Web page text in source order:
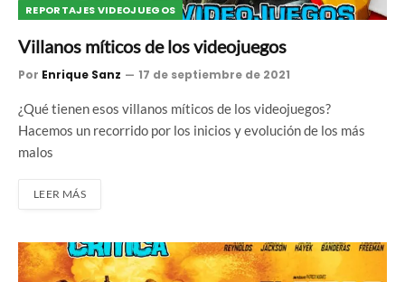
REPORTAJES VIDEOJUEGOS
Villanos míticos de los videojuegos
Por Enrique Sanz 17 de septiembre de 2021
¿Qué tienen esos villanos míticos de los videojuegos?
Hacemos un recorrido por los inicios y evolución de los más
malos
LEER MÁS